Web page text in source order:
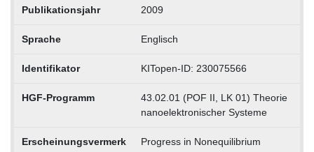
Publikationsjahr 2009
Sprache Englisch
Identifikator KITopen-ID: 230075566
HGF-Programm
43.02.01 (POF II, LK 01) Theorie
nanoelektronischer Systeme
Erscheinungsvermerk
Progress in Nonequilibrium